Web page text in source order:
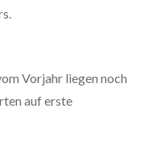
Vorjahr liegen noch
auf erste